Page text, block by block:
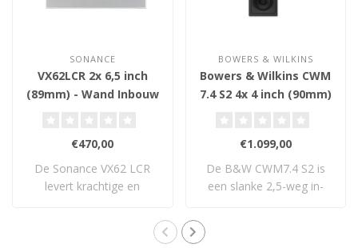
SONANCE
VX62LCR 2x 6,5 inch
(89mm) - Wand Inbouw
€470,00
De Sonance VX62 LCR
levert krachtige en
BOWERS & WILKINS
Bowers & Wilkins CWM
7.4 S2 4x 4 inch (90mm)
€1.099,00
De B&W CWM7.4 S2 is
een slanke 2,5-weg in-